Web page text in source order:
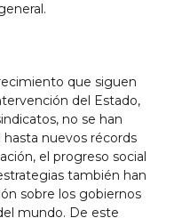
que siguen
del Estado,
no se han
nuevos récords
el progreso social
también han
sobre los gobiernos
mundo. De este